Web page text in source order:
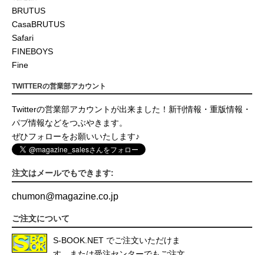
BRUTUS
CasaBRUTUS
Safari
FINEBOYS
Fine
TWITTERの営業部アカウント
Twitterの営業部アカウントが出来ました！新刊情報・重版情報・
パブ情報などをつぶやきます。
ぜひフォローをお願いいたします♪
注文はメールでもできます:
chumon@magazine.co.jp
ご注文について
S-BOOK.NET でご注文いただけま